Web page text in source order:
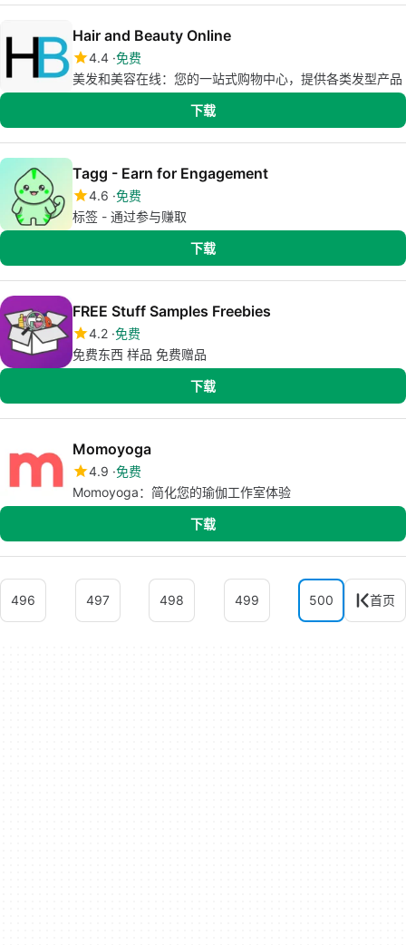
Hair and Beauty Online
4.4 免费
美发和美容在线：您的一站式购物中心，提供各类发型产品
下载
Tagg - Earn for Engagement
4.6 免费
标签 - 通过参与赚取
下载
FREE Stuff Samples Freebies
4.2 免费
免费东西 样品 免费赠品
下载
Momoyoga
4.9 免费
Momoyoga：简化您的瑜伽工作室体验
下载
496 497 498 499 500 首页